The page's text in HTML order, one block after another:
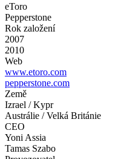
eToro
Pepperstone
Rok založení
2007
2010
Web
www.etoro.com
pepperstone.com
Země
Izrael / Kypr
Austrálie / Velká Británie
CEO
Yoni Assia
Tamas Szabo